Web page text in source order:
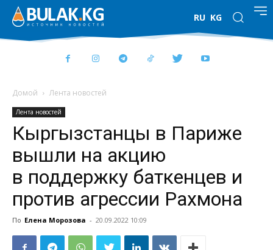
RU KG
Домой Лента новостей
Лента новостей
Кыргызстанцы в Париже
вышли на акцию
в поддержку баткенцев и
против агрессии Рахмона
По Елена Морозова - 20.09.2022 10:09